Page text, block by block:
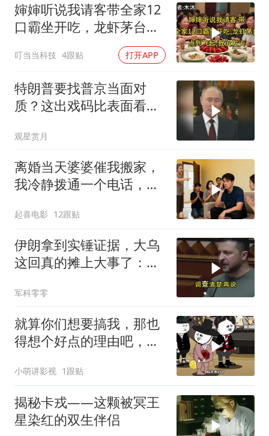
婶婶听说我请客带全家12
口霸坐开吃，龙虾茅台点
叮当当科技 4跟贴 打开APP
特朗普要找普京当面对
质？这出戏码比表面看起
观星赏月
离婚当天婆婆催我搬家，
我冷静拨通一个电话，全
起喜电影 12跟贴
伊朗拿到实锤证据，大乌
这回真的摊上大事了：私
军科零零
就算你们想要搞我，那也
得想个好点的理由吧，这
小萌讲影视 1跟贴
揭秘卡戎——这颗被冥王
星染红的双生伴侣